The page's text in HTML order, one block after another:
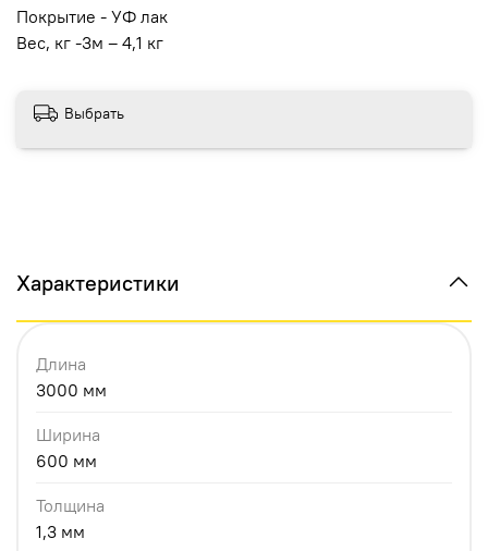
Покрытие - УФ лак
Вес, кг -3м – 4,1 кг
Выбрать
Характеристики
Длина
3000 мм
Ширина
600 мм
Толщина
1,3 мм